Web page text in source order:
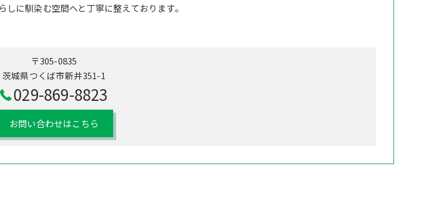
に馴染む空間へと丁寧に整えております。
〒305-0835
茨城県つくば市新井351-1
029-869-8823
お問い合わせはこちら